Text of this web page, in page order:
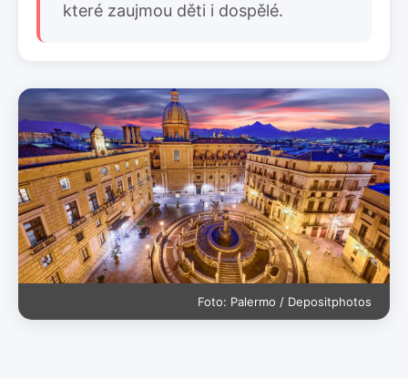
které zaujmou děti i dospělé.
Foto: Palermo / Depositphotos